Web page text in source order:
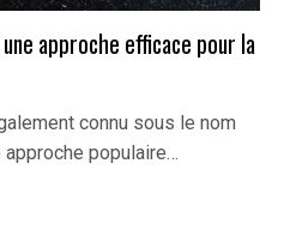
approche efficace pour la
connu sous le nom
populaire…